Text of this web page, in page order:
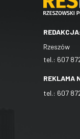
REDAKCJA:
Rzeszów
tel.: 607
REKLAMA
tel.: 607